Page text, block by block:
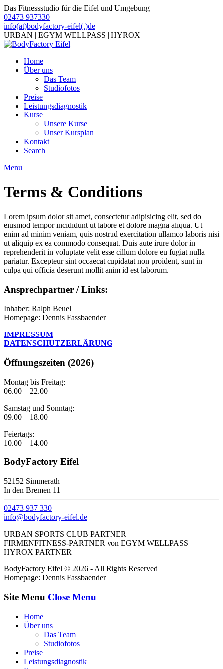
Das Fitnessstudio für die Eifel und Umgebung
02473 937330
info(at)bodyfactory-eifel(.)de
URBAN | EGYM WELLPASS | HYROX
Home
Über uns
Das Team
Studiofotos
Preise
Leistungsdiagnostik
Kurse
Unsere Kurse
Unser Kursplan
Kontakt
Search
Menu
Terms & Conditions
Lorem ipsum dolor sit amet, consectetur adipisicing elit, sed do
eiusmod tempor incididunt ut labore et dolore magna aliqua. Ut
enim ad minim veniam, quis nostrud exercitation ullamco laboris nisi
ut aliquip ex ea commodo consequat. Duis aute irure dolor in
reprehenderit in voluptate velit esse cillum dolore eu fugiat nulla
pariatur. Excepteur sint occaecat cupidatat non proident, sunt in
culpa qui officia deserunt mollit anim id est laborum.
Ansprechpartner / Links:
Inhaber: Ralph Beuel
Homepage: Dennis Fassbaender
IMPRESSUM
DATENSCHUTZERLÄRUNG
Öffnungszeiten (2026)
Montag bis Freitag:
06.00 – 22.00
Samstag und Sonntag:
09.00 – 18.00
Feiertags:
10.00 – 14.00
BodyFactory Eifel
52152 Simmerath
In den Bremen 11
02473 937 330
info@bodyfactory-eifel.de
URBAN SPORTS CLUB PARTNER
FIRMENFITNESS-PARTNER von EGYM WELLPASS
HYROX PARTNER
BodyFactory Eifel © 2026 - All Rights Reserved
Homepage: Dennis Fassbaender
Site Menu Close Menu
Home
Über uns
Das Team
Studiofotos
Preise
Leistungsdiagnostik